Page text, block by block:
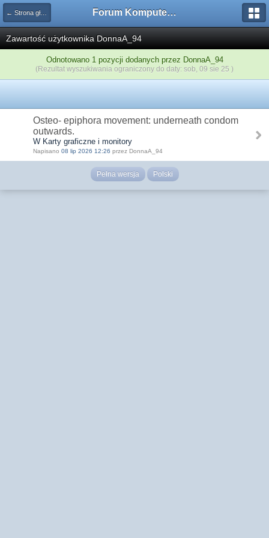
← Strona główna Forum Komputerowe PCFoster.pl
Zawartość użytkownika DonnaA_94
Odnotowano 1 pozycji dodanych przez DonnaA_94
(Rezultat wyszukiwania ograniczony do daty: sob, 09 sie 25 )
Osteo- epiphora movement: underneath condom
outwards.
W Karty graficzne i monitory
Napisano 08 lip 2026 12:26 przez DonnaA_94
Pełna wersja Polski